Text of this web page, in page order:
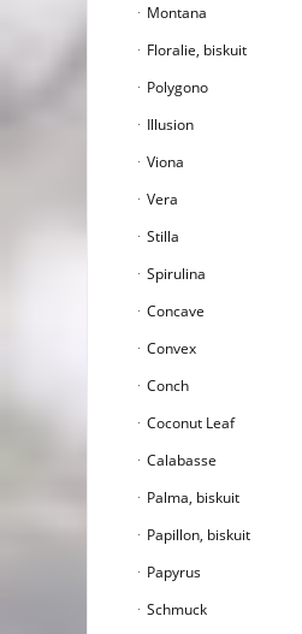
Montana
Floralie, biskuit
Polygono
Illusion
Viona
Vera
Stilla
Spirulina
Concave
Convex
Conch
Coconut Leaf
Calabasse
Palma, biskuit
Papillon, biskuit
Papyrus
Schmuck